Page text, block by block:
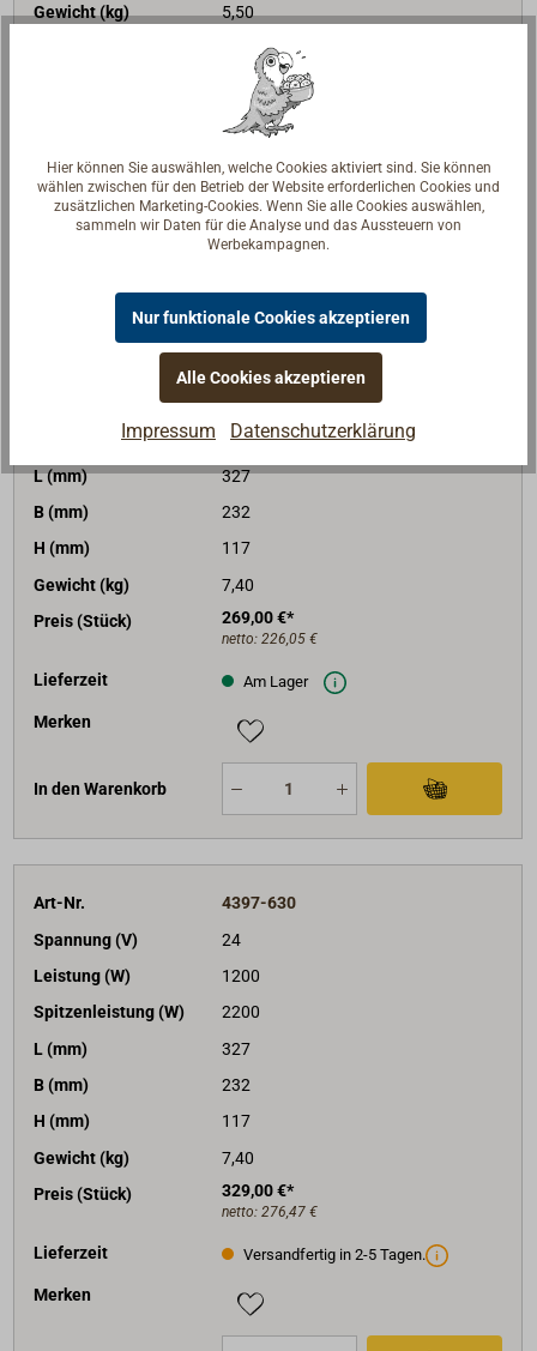
Gewicht (kg)
5,50
259,00 €*
netto: 217,65 €
Versandfertig in 2-5 Tagen.
In den Warenkorb
4397-629
12
1200
Spitzenleistung (W)
2200
L (mm)
327
B (mm)
232
H (mm)
117
Gewicht (kg)
7,40
Preis (Stück)
269,00 €*
netto: 226,05 €
Lieferzeit Am Lager
Merken
In den Warenkorb
Art-Nr.
4397-630
Spannung (V)
24
Leistung (W)
1200
Spitzenleistung (W)
2200
L (mm)
327
B (mm)
232
H (mm)
117
Gewicht (kg)
7,40
Preis (Stück)
329,00 €*
netto: 276,47 €
Lieferzeit Versandfertig in 2-5 Tagen.
Merken
Hier können Sie auswählen, welche Cookies aktiviert sind. Sie können
wählen zwischen für den Betrieb der Website erforderlichen Cookies und
zusätzlichen Marketing-Cookies. Wenn Sie alle Cookies auswählen,
sammeln wir Daten für die Analyse und das Aussteuern von
Werbekampagnen.
Nur funktionale Cookies akzeptieren
Alle Cookies akzeptieren
Impressum Datenschutzerklärung